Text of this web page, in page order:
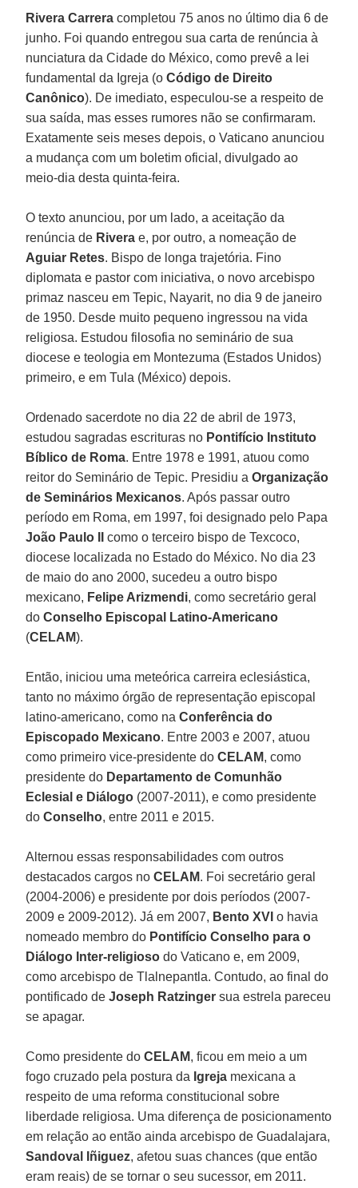
Rivera Carrera completou 75 anos no último dia 6 de
junho. Foi quando entregou sua carta de renúncia à
nunciatura da Cidade do México, como prevê a lei
fundamental da Igreja (oCódigo de Direito
Canônico). De imediato, especulou-se a respeito de
sua saída, mas esses rumores não se confirmaram.
Exatamente seis meses depois, o Vaticano anunciou
a mudança com um boletim oficial, divulgado ao
meio-dia desta quinta-feira.
O texto anunciou, por um lado, a aceitação da
renúncia de Rivera e, por outro, a nomeação de
Aguiar Retes. Bispo de longa trajetória. Fino
diplomata e pastor com iniciativa, o novo arcebispo
primaz nasceu em Tepic, Nayarit, no dia 9 de janeiro
de 1950. Desde muito pequeno ingressou na vida
religiosa. Estudou filosofia no seminário de sua
diocese e teologia em Montezuma (Estados Unidos)
primeiro, e em Tula (México) depois.
Ordenado sacerdote no dia 22 de abril de 1973,
estudou sagradas escrituras no Pontifício Instituto
Bíblico de Roma. Entre 1978 e 1991, atuou como
reitor do Seminário de Tepic. Presidiu aOrganização
de Seminários Mexicanos. Após passar outro
período em Roma, em 1997, foi designado pelo Papa
João Paulo II
como o terceiro bispo de Texcoco,
diocese localizada no Estado do México. No dia 23
de maio do ano 2000, sucedeu a outro bispo
mexicano, Felipe Arizmendi, como secretário geral
doConselho Episcopal Latino-Americano
(CELAM).
Então, iniciou uma meteórica carreira eclesiástica,
tanto no máximo órgão de representação episcopal
latino-americano, como naConferência do
Episcopado Mexicano. Entre 2003 e 2007, atuou
como primeiro vice-presidente doCELAM, como
presidente do Departamento de Comunhão
Eclesial e Diálogo (2007-2011), e como presidente
doConselho, entre 2011 e 2015.
Alternou essas responsabilidades com outros
destacados cargos noCELAM. Foi secretário geral
(2004-2006) e presidente por dois períodos (2007-
2009 e 2009-2012). Já em 2007, Bento XVI o havia
nomeado membro do Pontifício Conselho para o
Diálogo Inter-religioso do Vaticano e, em 2009,
como arcebispo de Tlalnepantla. Contudo, ao final do
pontificado deJoseph Ratzinger sua estrela pareceu
se apagar.
Como presidente doCELAM, ficou em meio a um
fogo cruzado pela postura da Igreja mexicana a
respeito de uma reforma constitucional sobre
liberdade religiosa. Uma diferença de posicionamento
em relação ao então ainda arcebispo de Guadalajara,
Sandoval Iñiguez, afetou suas chances (que então
eram reais) de se tornar o seu sucessor, em 2011.